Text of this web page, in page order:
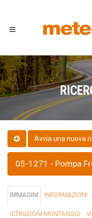
05-1271 - Pompa
IMMAGINI INFORMAZIONI
ISTRUZIONI MONTAGGIO